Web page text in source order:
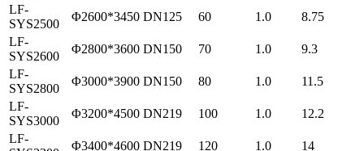
LF-
SYS2500
Φ2600*3450 DN125 60 1.0
8.75
LF-
SYS2600
Φ2800*3600 DN150 70 1.0
9.3
LF-
SYS2800
Φ3000*3900 DN150 80 1.0
11.5
LF-
SYS3000
Φ3200*4500 DN219 100 1.0
12.2
LF-
Φ3400*4600 DN219 120 1.0
14